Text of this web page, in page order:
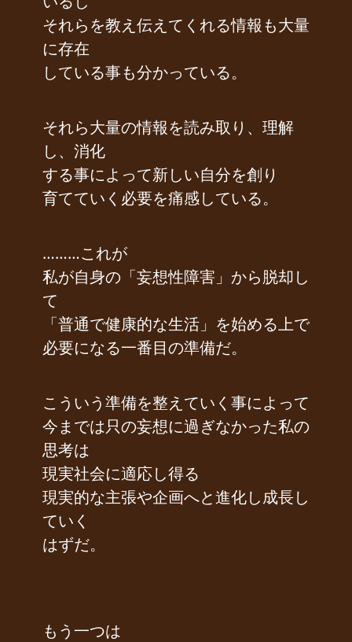
それらを教え伝えてくれる情報も大量
に存在
している事も分かっている。
それら大量の情報を読み取り、理解
し、消化
する事によって新しい自分を創り
育てていく必要を痛感している。
………これが
私が自身の「妄想性障害」から脱却し
て
「普通で健康的な生活」を始める上で
必要になる一番目の準備だ。
こういう準備を整えていく事によって
今までは只の妄想に過ぎなかった私の
思考は
現実社会に適応し得る
現実的な主張や企画へと進化し成長し
ていく
はずだ。
もう一つは